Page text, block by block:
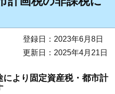
登録日：2023年6月8日
更新日：2025年4月21日
により固定資産税・都市計